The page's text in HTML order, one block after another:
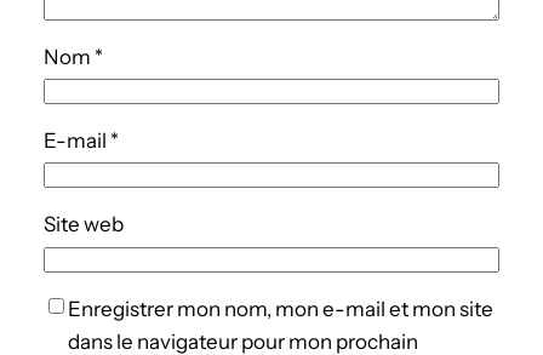
Nom *
E-mail *
Site web
Enregistrer mon nom, mon e-mail et mon site
dans le navigateur pour mon prochain